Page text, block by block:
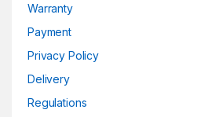
Warranty
Payment
Privacy Policy
Delivery
Regulations